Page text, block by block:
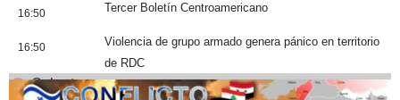
16:50 Tercer Boletín Centroamericano
16:50
Violencia de grupo armado genera pánico en territorio
de RDC
Cobertura